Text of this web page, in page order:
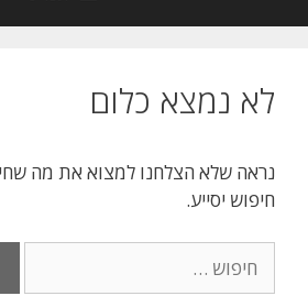
לא נמצא כלום
נראה שלא הצלחנו למצוא את מה
חיפוש יסייע.